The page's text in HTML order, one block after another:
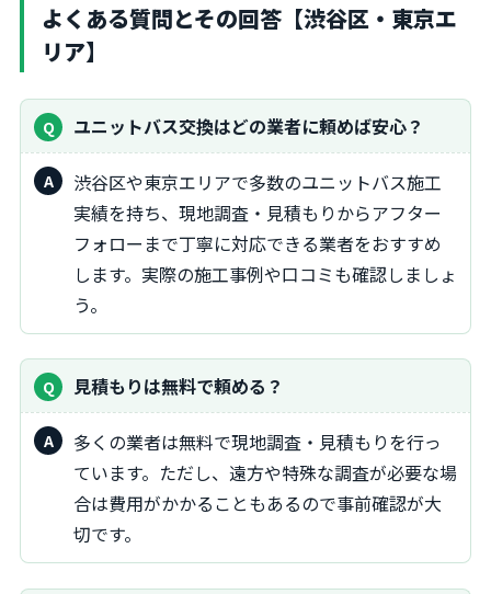
よくある質問とその回答【渋谷区・東京エ
リア】
ユニットバス交換はどの業者に頼めば安心？
渋谷区や東京エリアで多数のユニットバス施工
実績を持ち、現地調査・見積もりからアフター
フォローまで丁寧に対応できる業者をおすすめ
します。実際の施工事例や口コミも確認しましょ
う。
見積もりは無料で頼める？
多くの業者は無料で現地調査・見積もりを行っ
ています。ただし、遠方や特殊な調査が必要な場
合は費用がかかることもあるので事前確認が大
切です。